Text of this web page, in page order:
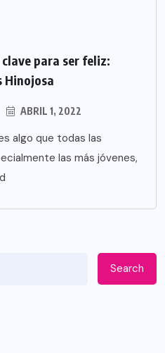
para ser feliz:
Hinojosa
ABRIL 1, 2022
algo que todas las
las más jóvenes,
Search